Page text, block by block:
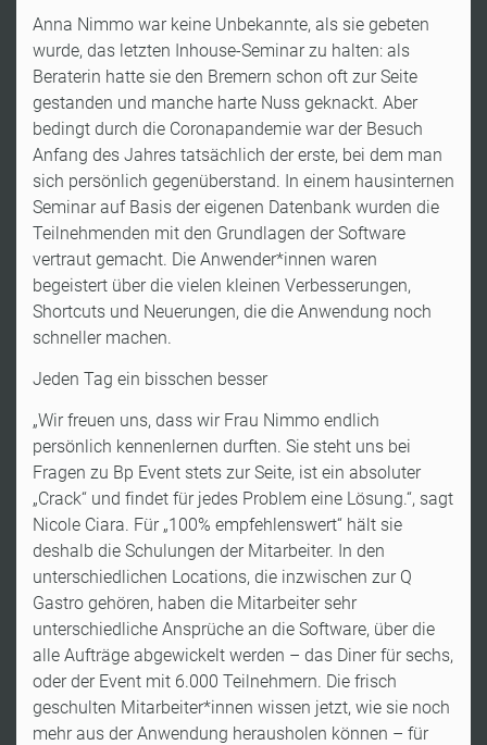
Anna Nimmo war keine Unbekannte, als sie gebeten
wurde, das letzten Inhouse-Seminar zu halten: als
Beraterin hatte sie den Bremern schon oft zur Seite
gestanden und manche harte Nuss geknackt. Aber
bedingt durch die Coronapandemie war der Besuch
Anfang des Jahres tatsächlich der erste, bei dem man
sich persönlich gegenüberstand. In einem hausinternen
Seminar auf Basis der eigenen Datenbank wurden die
Teilnehmenden mit den Grundlagen der Software
vertraut gemacht. Die Anwender*innen waren
begeistert über die vielen kleinen Verbesserungen,
Shortcuts und Neuerungen, die die Anwendung noch
schneller machen.
Jeden Tag ein bisschen besser
„Wir freuen uns, dass wir Frau Nimmo endlich
persönlich kennenlernen durften. Sie steht uns bei
Fragen zu Bp Event stets zur Seite, ist ein absoluter
„Crack“ und findet für jedes Problem eine Lösung.“, sagt
Nicole Ciara. Für „100% empfehlenswert“ hält sie
deshalb die Schulungen der Mitarbeiter. In den
unterschiedlichen Locations, die inzwischen zur Q
Gastro gehören, haben die Mitarbeiter sehr
unterschiedliche Ansprüche an die Software, über die
alle Aufträge abgewickelt werden – das Diner für sechs,
oder der Event mit 6.000 Teilnehmern. Die frisch
geschulten Mitarbeiter*innen wissen jetzt, wie sie noch
mehr aus der Anwendung herausholen können – für